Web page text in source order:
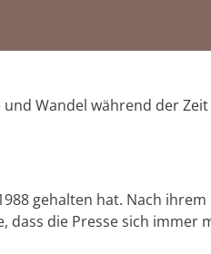
Wandel während der
gehalten hat. Nach
die Presse sich immer